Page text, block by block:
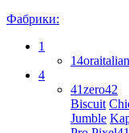
Фабрики:
1
4
41zero42
Biscuit
Jumble